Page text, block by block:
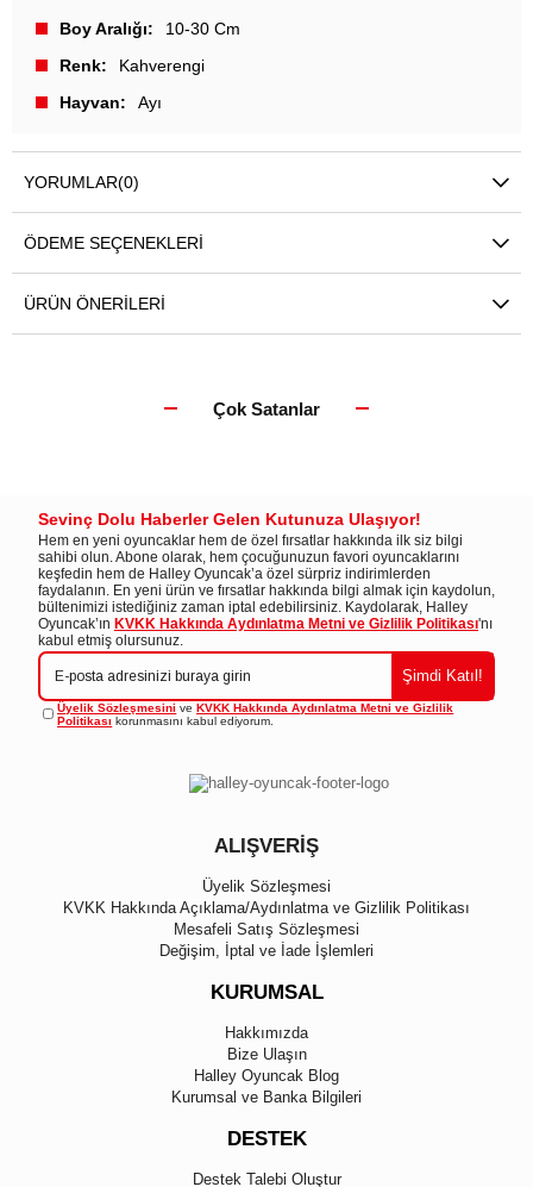
Boy Aralığı
10-30 Cm
Renk
Kahverengi
Hayvan
Ayı
YORUMLAR(0)
ÖDEME SEÇENEKLERI
ÜRÜN ÖNERILERI
Çok Satanlar
Sevinç Dolu Haberler Gelen Kutunuza Ulaşıyor!
Hem en yeni oyuncaklar hem de özel fırsatlar hakkında ilk siz bilgi
sahibi olun. Abone olarak, hem çocuğunuzun favori oyuncaklarını
keşfedin hem de Halley Oyuncak’a özel sürpriz indirimlerden
faydalanın. En yeni ürün ve fırsatlar hakkında bilgi almak için kaydolun,
bültenimizi istediğiniz zaman iptal edebilirsiniz. Kaydolarak, Halley
Oyuncak’ın KVKK Hakkında Aydınlatma Metni ve Gizlilik Politikası'nı
kabul etmiş olursunuz.
Şimdi Katıl!
Üyelik Sözleşmesini veKVKK Hakkında Aydınlatma Metni ve Gizlilik
Politikası korunmasını kabul ediyorum.
ALIŞVERİŞ
Üyelik Sözleşmesi
KVKK Hakkında Açıklama/Aydınlatma ve Gizlilik Politikası
Mesafeli Satış Sözleşmesi
Değişim, İptal ve İade İşlemleri
KURUMSAL
Hakkımızda
Bize Ulaşın
Halley Oyuncak Blog
Kurumsal ve Banka Bilgileri
DESTEK
Destek Talebi Oluştur